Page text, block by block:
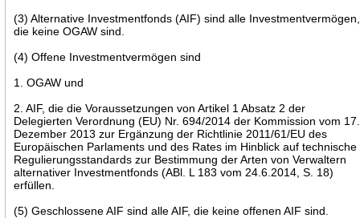
(3) Alternative Investmentfonds (AIF) sind alle Investmentvermögen,
die keine OGAW sind.
(4) Offene Investmentvermögen sind
1. OGAW und
2. AIF, die die Voraussetzungen von Artikel 1 Absatz 2 der
Delegierten Verordnung (EU) Nr. 694/2014 der Kommission vom 17.
Dezember 2013 zur Ergänzung der Richtlinie 2011/61/EU des
Europäischen Parlaments und des Rates im Hinblick auf technische
Regulierungsstandards zur Bestimmung der Arten von Verwaltern
alternativer Investmentfonds (ABl. L 183 vom 24.6.2014, S. 18)
erfüllen.
(5) Geschlossene AIF sind alle AIF, die keine offenen AIF sind.